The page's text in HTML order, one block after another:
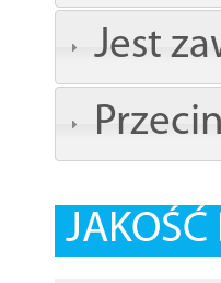
Jest